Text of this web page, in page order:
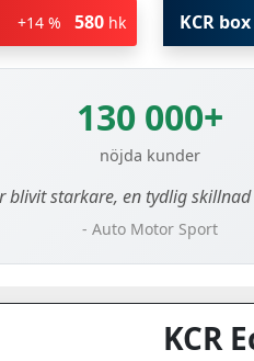
+14 % 580 hk KCR box
130 000+
nöjda kunder
blivit starkare, en tydlig
- Auto Motor Sport
KCR